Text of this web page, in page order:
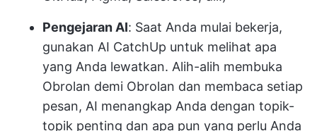
Pengejaran AI: Saat Anda mulai bekerja,
gunakan AI CatchUp untuk melihat apa
yang Anda lewatkan. Alih-alih membuka
Obrolan demi Obrolan dan membaca setiap
pesan, AI menangkap Anda dengan topik-
topik penting dan apa pun yang perlu Anda